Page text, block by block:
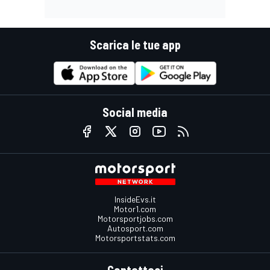
Scarica le tue app
Social media
InsideEvs.it
Motor1.com
Motorsportjobs.com
Autosport.com
Motorsportstats.com